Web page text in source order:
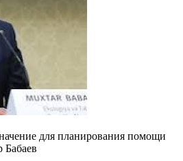
для планирования помощи
Бабаев